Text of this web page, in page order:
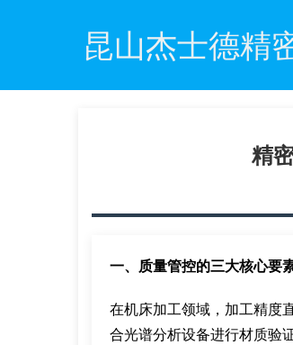
昆山杰士德精
精
一、质量管控的三大核心要
在机床加工领域，加工精度
合光谱分析设备进行材质验